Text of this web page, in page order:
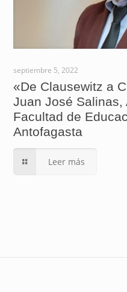
septiembre 5, 2022
«De Clausewitz a
Juan José Salinas,
Facultad de
Antofagasta
Leer más